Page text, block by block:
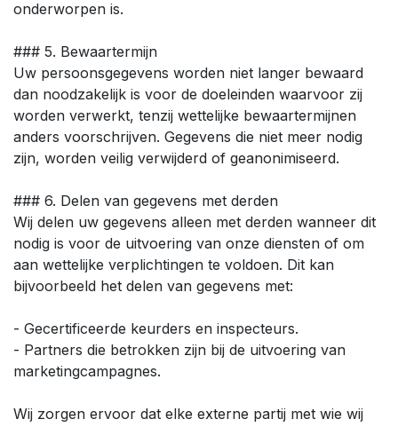
onderworpen is.
### 5. Bewaartermijn
Uw persoonsgegevens worden niet langer bewaard
dan noodzakelijk is voor de doeleinden waarvoor zij
worden verwerkt, tenzij wettelijke bewaartermijnen
anders voorschrijven. Gegevens die niet meer nodig
zijn, worden veilig verwijderd of geanonimiseerd.
### 6. Delen van gegevens met derden
Wij delen uw gegevens alleen met derden wanneer dit
nodig is voor de uitvoering van onze diensten of om
aan wettelijke verplichtingen te voldoen. Dit kan
bijvoorbeeld het delen van gegevens met:
- Gecertificeerde keurders en inspecteurs.
- Partners die betrokken zijn bij de uitvoering van
marketingcampagnes.
Wij zorgen ervoor dat elke externe partij met wie wij